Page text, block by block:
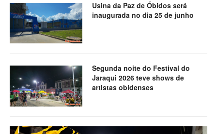
Usina da Paz de Óbidos será
inaugurada no dia 25 de junho
Segunda noite do Festival do
Jaraqui 2026 teve shows de
artistas obidenses